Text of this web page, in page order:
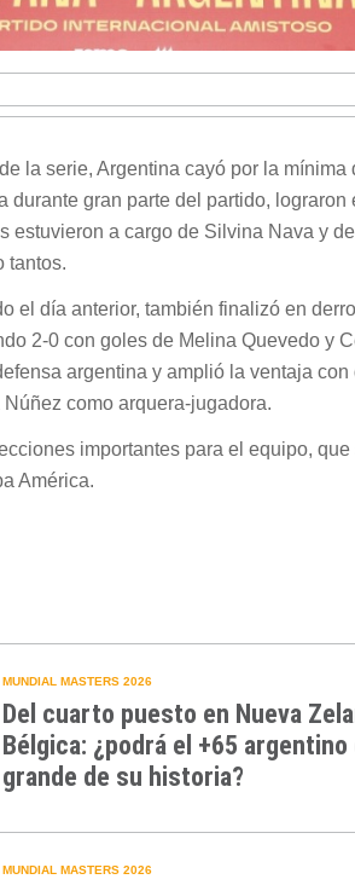
la serie, Argentina cayó por la
durante gran parte del partido, lograron
estuvieron a cargo de Silvina Nava y
tantos.
el día anterior, también finalizó en
2-0 con goles de Melina Quevedo y
argentina y amplió la ventaja
como arquera-jugadora.
importantes para el equipo,
América.
MUNDIAL MASTERS 2026
Del cuarto puesto en Nueva
Bélgica: ¿podrá el +65
grande de su historia?
MUNDIAL MASTERS 2026